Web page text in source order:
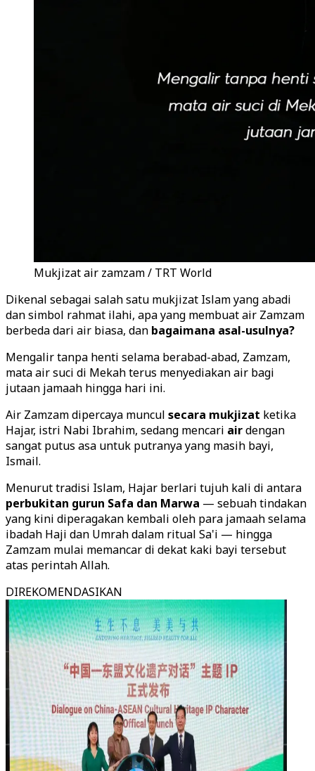
Mukjizat air zamzam / TRT World
Dikenal sebagai salah satu mukjizat Islam yang abadi
dan simbol rahmat ilahi, apa yang membuat air Zamzam
berbeda dari air biasa, dan bagaimana asal-usulnya?
Mengalir tanpa henti selama berabad-abad, Zamzam,
mata air suci di Mekah terus menyediakan air bagi
jutaan jamaah hingga hari ini.
Air Zamzam dipercaya muncul secara mukjizat ketika
Hajar, istri Nabi Ibrahim, sedang mencari airdengan
sangat putus asa untuk putranya yang masih bayi,
Ismail.
Menurut tradisi Islam, Hajar berlari tujuh kali di antara
perbukitan gurun Safa dan Marwa — sebuah tindakan
yang kini diperagakan kembali oleh para jamaah selama
ibadah Haji dan Umrah dalam ritual Sa'i — hingga
Zamzam mulai memancar di dekat kaki bayi tersebut
atas perintah Allah.
DIREKOMENDASIKAN